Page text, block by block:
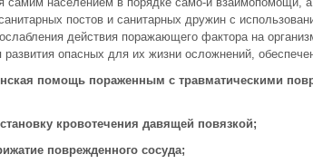
постов и санитарных дружин с
действия поражающего фактора на
развития опасных для их жизни осложнений,
помощь пораженным с травматическими
кровотечения давящей повязкой;
поврежденного сосуда;